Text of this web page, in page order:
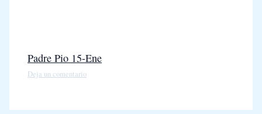
Padre Pio 15-Ene
Deja un comentario